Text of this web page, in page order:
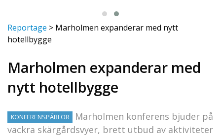
Reportage > Marholmen expanderar med nytt
hotellbygge
Marholmen expanderar med
nytt hotellbygge
KONFERENSPÄRLOR
Marholmen konferens bjuder på
vackra skärgårdsvyer, brett utbud av aktiviteter